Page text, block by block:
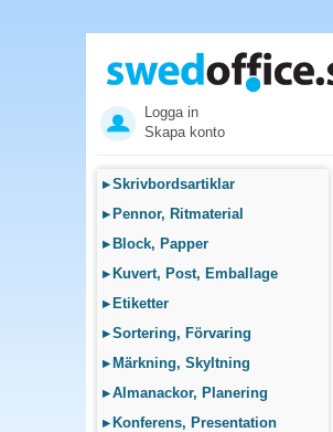
Logga in
Skapa konto
▸Skrivbordsartiklar
▸ Pennor, Ritmaterial
▸ Block, Papper
▸ Kuvert, Post, Emballage
▸ Etiketter
▸Sortering, Förvaring
▸ Märkning, Skyltning
▸Almanackor, Planering
▸ Konferens, Presentation